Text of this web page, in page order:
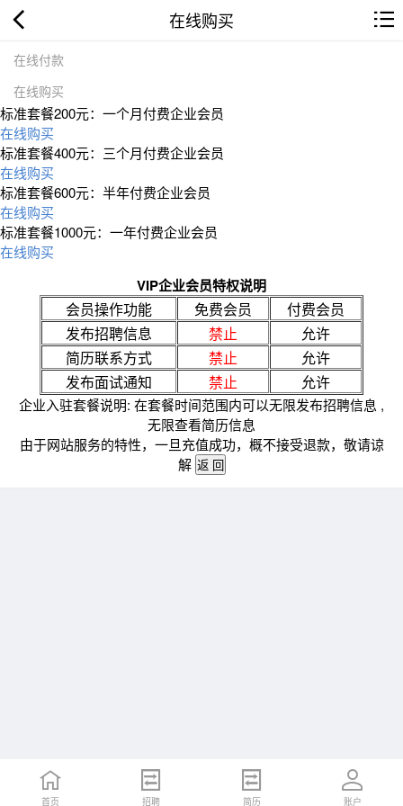
在线购买
在线付款
在线购买
标准套餐200元：一个月付费企业会员
在线购买
标准套餐400元：三个月付费企业会员
在线购买
标准套餐600元：半年付费企业会员
在线购买
标准套餐1000元：一年付费企业会员
在线购买
VIP企业会员特权说明
会员操作功能 免费会员
付费会员
发布招聘信息
禁止
允许
简历联系方式
禁止
允许
发布面试通知
禁止 允许
企业入驻套餐说明: 在套餐时间范围内可以无限发布招聘信息 ,
无限查看简历信息
由于网站服务的特性，一旦充值成功，概不接受退款，敬请谅
解
首页 招聘 简历 账户